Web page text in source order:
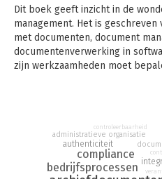
Dit boek geeft inzicht in de
management. Het is
met documenten, document
documentenverwerking in
zijn werkzaamheden moet
in organisaties die opdrachten
contractonderhandelingen
Of er alleen met papieren
elektronische documenten of
bedrijfsprocessen
compliance
authenticiteit
administratieve organisatie
controleerbaarheid